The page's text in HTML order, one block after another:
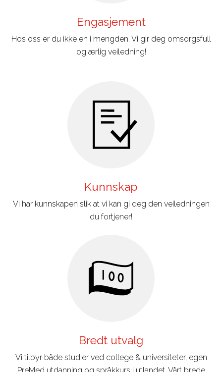
Engasjement
Hos oss er du ikke en i mengden. Vi gir deg omsorgsfull
og ærlig veiledning!
Kunnskap
Vi har kunnskapen slik at vi kan gi deg den veiledningen
du fortjener!
Bredt utvalg
Vi tilbyr både studier ved college & universiteter, egen